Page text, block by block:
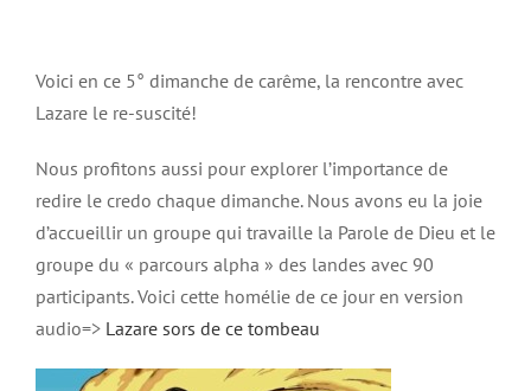
Voici en ce 5° dimanche de carême, la rencontre avec
Lazare le re-suscité!
Nous profitons aussi pour explorer l’importance de
redire le credo chaque dimanche. Nous avons eu la joie
d’accueillir un groupe qui travaille la Parole de Dieu et le
groupe du « parcours alpha » des landes avec 90
participants. Voici cette homélie de ce jour en version
audio=> Lazare sors de ce tombeau